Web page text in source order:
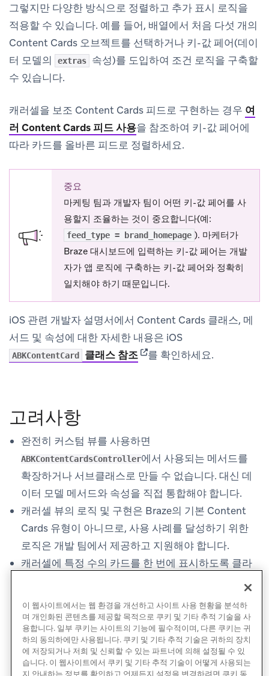
그렇지만 다양한 방식으로 정렬하고 추가 표시 로직을
적용할 수 있습니다. 예를 들어, 배열에서 처음 다섯 개의
Content Cards 오브젝트를 선택하거나 키-값 페어(데이
터 모델의
extras
속성)를 도입하여 조건 로직을 구축할
수 있습니다.
캐러셀을 보조 Content Cards 피드로 구현하는 경우 여
러 Content Cards 피드 사용을 참조하여 키-값 페어에
따라 카드를 올바른 피드로 정렬하세요.
중요
마케팅 팀과 개발자 팀이 어떤 키-값 페어를 사
용할지 조율하는 것이 중요합니다(예:
feed_type = brand_homepage ). 마케터가
Braze 대시보드에 입력하는 키-값 페어는 개발
자가 앱 로직에 구축하는 키-값 페어와 정확히
일치해야 하기 때문입니다.
iOS 관련 개발자 설명서에서 Content Cards 클래스, 메
서드 및 속성에 대한 자세한 내용은 iOS
ABKContentCard 클래스 참조(opens in new tab)
를 확인하세요.
고려사항
완전히 커스텀 뷰를 사용하면
ABKContentCardsController에서 사용되는 메서드를
확장하거나 서브클래스로 만들 수 없습니다. 대신 데
이터 모델 메서드와 속성을 직접 통합해야 합니다.
캐러셀 뷰의 로직 및 구현은 Braze의 기본 Content
Cards 유형이 아니므로, 사용 사례를 달성하기 위한
로직은 개발 팀에서 제공하고 지원해야 합니다.
캐러셀에 특정 수의 카드를 한 번에 표시하도록 클라
이 웹사이트에서는 웹 환경을 개선하고 사이트 사용 현황을 분석하
며 개인화된 콘텐츠를 제공할 목적으로 쿠키 및 기타 추적 기술을 사
용합니다. 일부 쿠키는 사이트의 기능에 필수적이며, 다른 쿠키는 귀
하의 동의하에만 사용됩니다. 쿠키 및 기타 추적 기술은 귀하의 장치
에 저장되거나 저희 및 신뢰할 수 있는 파트너에 의해 설정될 수 있
습니다. 이 웹사이트에서 쿠키 및 기타 추적 기술이 어떻게 사용되는